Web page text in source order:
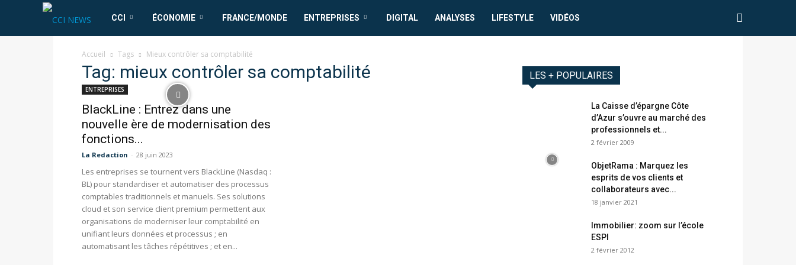
CCI
News
CCI ÉCONOMIE FRANCE/MONDE ENTREPRISES DIGITAL ANALYSES LIFESTYLE VIDÉOS
Accueil Tags Mieux contrôler sa comptabilité
Tag: mieux contrôler sa comptabilité
ENTREPRISES
BlackLine : Entrez dans une
nouvelle ère de modernisation des
fonctions...
La Redaction - 28 juin 2023
Les entreprises se tournent vers BlackLine (Nasdaq :
BL) pour standardiser et automatiser des processus
comptables traditionnels et manuels. Ses solutions
cloud et son service client premium permettent aux
organisations de moderniser leur comptabilité en
unifiant leurs données et processus ; en
automatisant les tâches répétitives ; et en...
LES + POPULAIRES
La Caisse d’épargne Côte
d’Azur s’ouvre au marché des
professionnels et...
2 février 2009
ObjetRama : Marquez les
esprits de vos clients et
collaborateurs avec...
18 janvier 2021
Immobilier: zoom sur l’école
ESPI
2 février 2012